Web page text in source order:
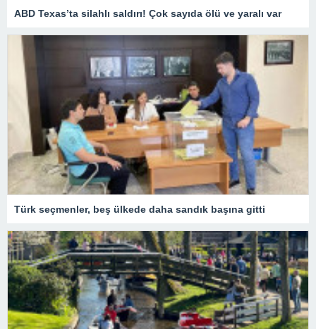
ABD Texas’ta silahlı saldırı! Çok sayıda ölü ve yaralı var
Türk seçmenler, beş ülkede daha sandık başına gitti